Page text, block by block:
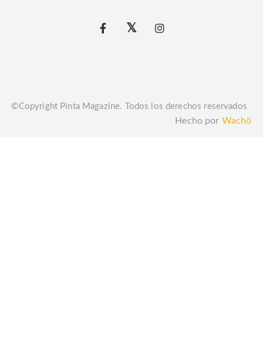
©Copyright Pinta Magazine. Todos los derechos reservados
Hecho por Wachö